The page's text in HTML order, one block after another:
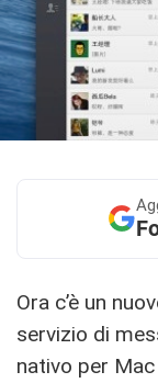
Ora c’è un
servizio di
nativo per Mac